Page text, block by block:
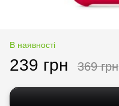
В наявності
239 грн 369 грн